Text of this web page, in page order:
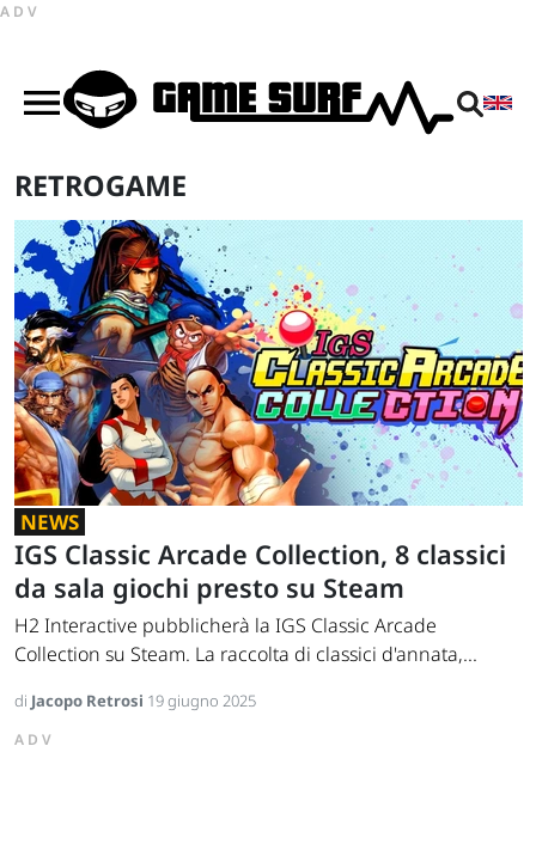
ADV
RETROGAME
NEWS
IGS Classic Arcade Collection, 8 classici
da sala giochi presto su Steam
H2 Interactive pubblicherà la IGS Classic Arcade
Collection su Steam. La raccolta di classici d'annata,...
di Jacopo Retrosi 19 giugno 2025
ADV